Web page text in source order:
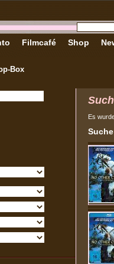
Box
Filmcafé Shop
Es